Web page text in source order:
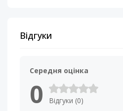
Відгуки
Середня оцінка
0 Відгуки (0)